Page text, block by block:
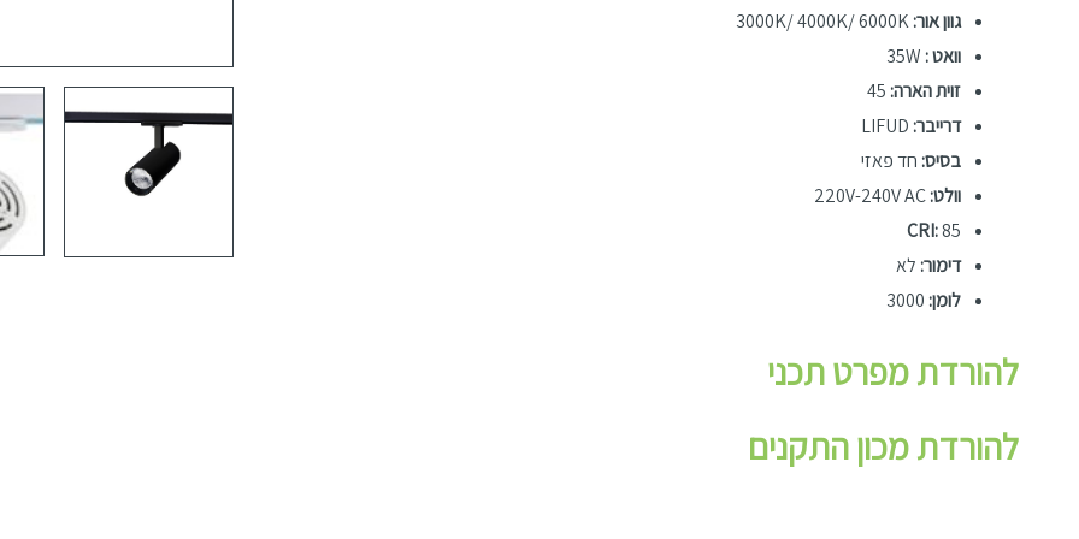
גוון אור:3000K/ 4000K/ 6000K
וואט : 35W
זוית הארה: 45
דרייבר: LIFUD
בסיס: חד פאזי
וולט:220V-240V AC
CRI:85
דימור: לא
לומן: 3000
להורדת מפרט תכני
להורדת מכון התקנים